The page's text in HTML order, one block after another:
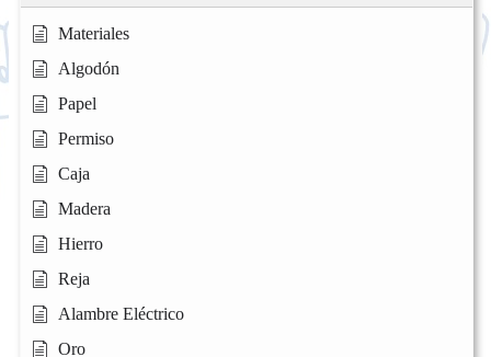
Materiales
Algodón
Papel
Permiso
Caja
Madera
Hierro
Reja
Alambre Eléctrico
Oro